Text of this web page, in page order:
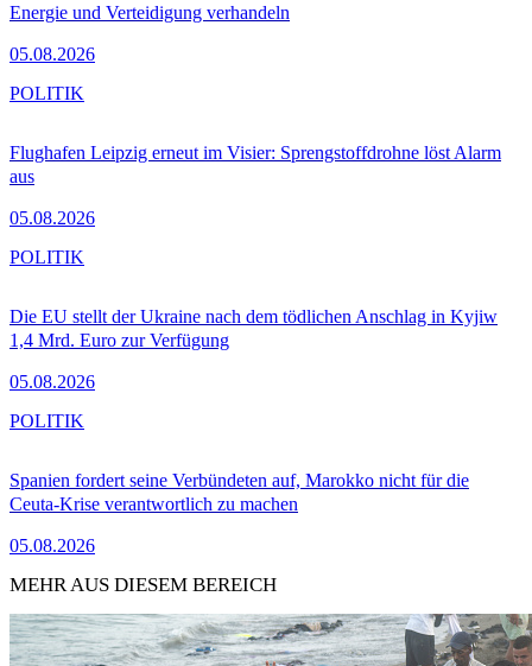
Energie und Verteidigung verhandeln
05.08.2026
Flughafen Leipzig erneut im Visier: Sprengstoffdrohne löst Alarm
aus
05.08.2026
POLITIK
Die EU stellt der Ukraine nach dem tödlichen Anschlag in Kyjiw
1,4 Mrd. Euro zur Verfügung
05.08.2026
POLITIK
Spanien fordert seine Verbündeten auf, Marokko nicht für die
Ceuta-Krise verantwortlich zu machen
05.08.2026
POLITIK
MEHR AUS DIESEM BEREICH